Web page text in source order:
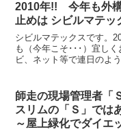
2010年!! 今年も外構
止めは シビルマテッ
シビルマテックスです。
も（今年こそ･･･）宜し
ビ、ネット等で連日のよ
師走の現場管理者「
スリムの「Ｓ」では
～屋上緑化でダイエ